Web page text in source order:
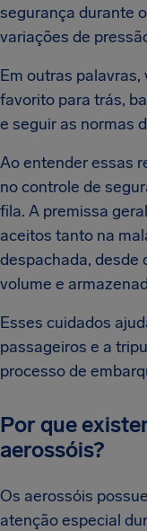
segurança durante
variações de
Em outras
favorito para trás,
e seguir as normas
Ao entender essas
no controle de
fila. A premissa
aceitos tanto na
despachada, desde
volume e
Esses cuidados
passageiros e a
processo de
Por que
aerossóis?
Os aerossóis
atenção especial